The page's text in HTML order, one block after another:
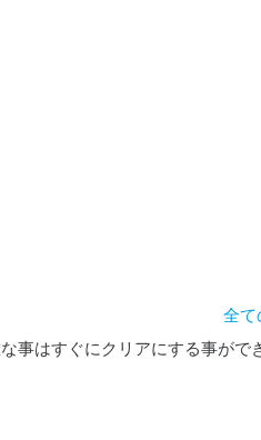
全て
事はすぐにクリアにする事がで